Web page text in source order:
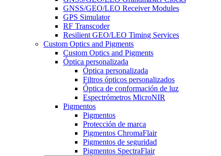
GNSS/GEO/LEO Receiver Modules
GPS Simulator
RF Transcoder
Resilient GEO/LEO Timing Services
Custom Optics and Pigments
Custom Optics and Pigments
Óptica personalizada
Óptica personalizada
Filtros ópticos personalizados
Óptica de conformación de luz
Espectrómetros MicroNIR
Pigmentos
Pigmentos
Protección de marca
Pigmentos ChromaFlair
Pigmentos de seguridad
Pigmentos SpectraFlair